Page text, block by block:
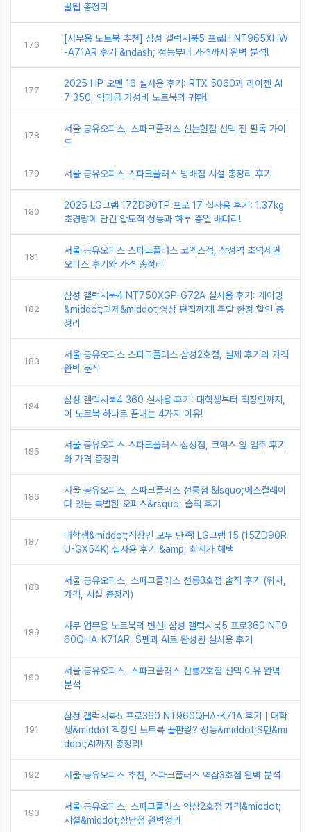
꿀팁 총정리
176
[사무용 노트북 추천] 삼성 갤럭시북5 프로H NT965XHW
-A71AR 후기 &ndash; 성능부터 가격까지 완벽 분석!
177
2025 HP 오멘 16 실사용 후기: RTX 5060과 라이젠 AI
7 350, 역대급 가성비 노트북의 귀환!
178
서울 공유오피스, 스파크플러스 신논현점 선택 전 필독 가이
드
179 서울 공유오피스 스파크플러스 방배점 시설 총정리 후기
180
2025 LG그램 17ZD90TP 프로 17 실사용 후기: 1.37kg
초경량에 담긴 압도적 성능과 하루 종일 배터리!
181
서울 공유오피스 스파크플러스 코엑스점, 삼성역 초역세권
오피스 후기와 가격 총정리
182
삼성 갤럭시북4 NT750XGP-G72A 실사용 후기: 게이밍
&middot;과제&middot;영상 편집까지! 주말 한정 할인 총
정리
183
서울 공유오피스 스파크플러스 삼성2호점, 실제 후기와 가격
완벽 분석
184
삼성 갤럭시북4 360 실사용 후기: 대학생부터 직장인까지,
이 노트북 하나로 끝내는 4가지 이유!
185
서울 공유오피스 스파크플러스 삼성점, 코엑스 앞 입주 후기
와 가격 총정리
186
서울 공유오피스, 스파크플러스 선릉점 &lsquo;에스컬레이
터 있는 특별한 오피스&rsquo; 솔직 후기
187
대학생&middot;직장인 모두 만족! LG그램 15 (15ZD90R
U-GX54K) 실사용 후기 &amp; 최저가 혜택
188
서울 공유오피스, 스파크플러스 선릉3호점 솔직 후기 (위치,
가격, 시설 총정리)
189
사무 업무용 노트북의 변신! 삼성 갤럭시북5 프로360 NT9
60QHA-K71AR, S펜과 AI로 완성된 실사용 후기
190
서울 공유오피스, 스파크플러스 선릉2호점 선택 이유 완벽
분석
191
삼성 갤럭시북5 프로360 NT960QHA-K71A 후기｜대학
생&middot;직장인 노트북 끝판왕? 성능&middot;S펜&mi
ddot;AI까지 총정리!
192 서울 공유오피스 추천, 스파크플러스 역삼3호점 완벽 분석
193
서울 공유오피스, 스파크플러스 역삼2호점 가격&middot;
시설&middot;장단점 완벽정리